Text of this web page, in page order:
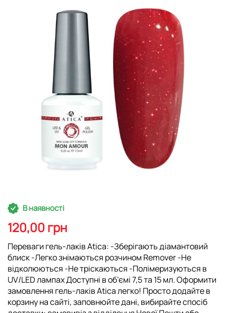
Перейти
до
початку
галереї
зображень
В наявності
120,00 грн
Переваги гель-лаків Atica: -Зберігають діамантовий
блиск -Легко знімаються розчином Remover -Не
відколюються -Не тріскаються -Полімеризуються в
UV/LED лампах Доступні в об’ємі 7,5 та 15 мл. Оформити
замовлення гель-лаків Atica легко! Просто додайте в
корзину на сайті, заповнюйте дані, вибирайте спосіб